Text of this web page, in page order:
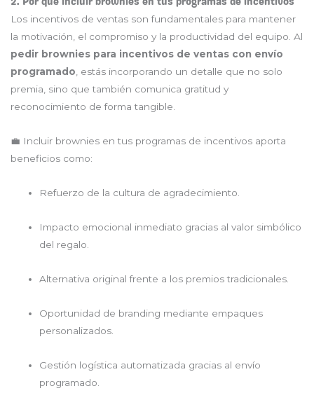
Los incentivos de ventas son fundamentales para mantener
la motivación, el compromiso y la productividad del equipo. Al
pedir brownies para incentivos de ventas con envío
programado, estás incorporando un detalle que no solo
premia, sino que también comunica gratitud y
reconocimiento de forma tangible.
💼 Incluir brownies en tus programas de incentivos aporta
beneficios como:
Refuerzo de la cultura de agradecimiento.
Impacto emocional inmediato gracias al valor simbólico
del regalo.
Alternativa original frente a los premios tradicionales.
Oportunidad de branding mediante empaques
personalizados.
Gestión logística automatizada gracias al envío
programado.